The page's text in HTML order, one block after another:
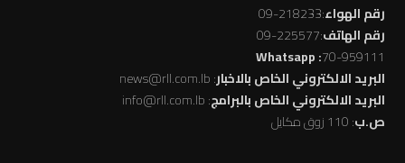
رقم الهواء:218233-09
رقم الهاتف:225577-09
70-959111
: Whatsapp
البريد الالكتروني الخاص بالاخبار: news@rll.com.lb
البريد الالكتروني الخاص بالبرامج: info@rll.com.lb
ص.ب: 110 زوق مكايل